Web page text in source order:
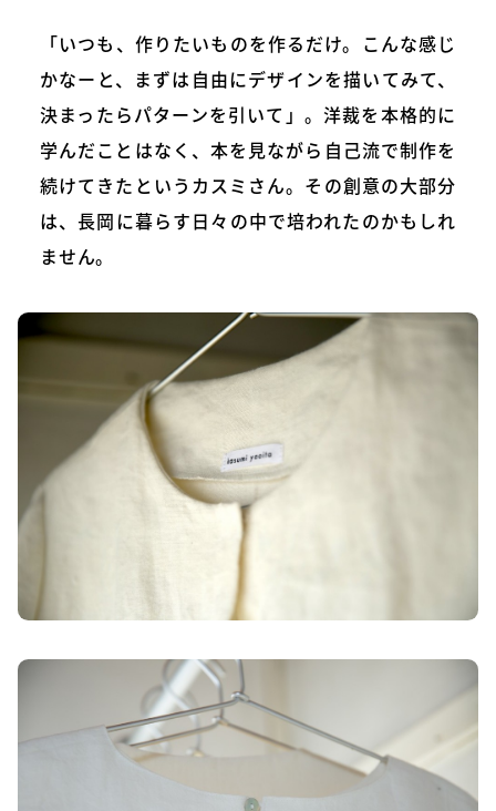
「いつも、作りたいものを作るだけ。こんな感じ
かなーと、まずは自由にデザインを描いてみて、
決まったらパターンを引いて」。洋裁を本格的に
学んだことはなく、本を見ながら自己流で制作を
続けてきたというカスミさん。その創意の大部分
は、長岡に暮らす日々の中で培われたのかもしれ
ません。